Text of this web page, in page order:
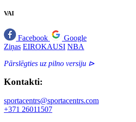
VAI
Facebook
Google
Ziņas EIROKAUSI NBA
Pārslēgties uz pilno versiju ⊳
Kontakti:
sportacentrs@sportacentrs.com
+371 26011507